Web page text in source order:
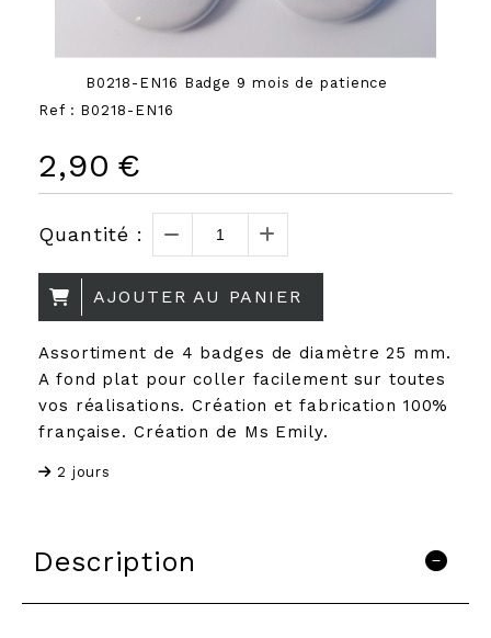
B0218-EN16 Badge 9 mois de patience
Ref : B0218-EN16
2,90 €
Quantité :
AJOUTER AU PANIER
Assortiment de 4 badges de diamètre 25 mm.
A fond plat pour coller facilement sur toutes
vos réalisations. Création et fabrication 100%
française. Création de Ms Emily.
2 jours
Description